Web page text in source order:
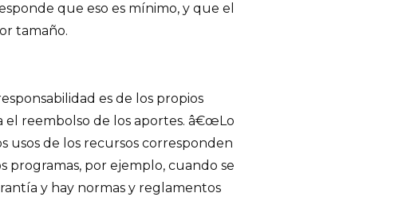
que eso es mínimo, y que el
tamaño.
es de los propios
el reembolso de los aportes. â€œLo
usos de los recursos corresponden
programas, por ejemplo, cuando se
y hay normas y reglamentos